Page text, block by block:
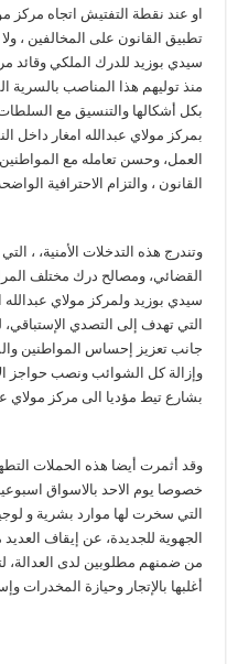
او عند نقطة التفتيش اتجاه مركز
تطبيق القانون على المخالفين ،
سيدي بوزيد للدرك الملكي وقائد
منذ توليهم هذا المناصب بالسرية
بكل أشكالها والتنسيق مع السلطات
بمركز مولاي عبدالله امغار داخل
العمل، وحسن تعامله مع
القانون ، والتزام الاحترافية
وتندرج هذه التدخلات الأمنية، ،
القضائي، ومصالح درك مختلف
سيدي بوزيد ولمركز مولاي عبدالله
التي تهدف إلى التصدي
جانب تعزيز إحساس المواطنين
وإزالة كل الشوائب ونصب حواجز
بشارع تيط مؤديا الى مركز مولاي
وقد أثمرت أيضا هذه الحملات
خصوصا يوم الاحد بالاسواق
التي سخرت لها موارد بشرية و
الجهوية للجديدة، عن إيقاف
من ضمنهم مطلوبين لدى العدالة،
أغلبها بالإتجار وحيازة المخدرات